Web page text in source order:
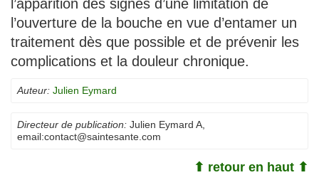
l’apparition des signes d’une limitation de
l’ouverture de la bouche en vue d’entamer un
traitement dès que possible et de prévenir les
complications et la douleur chronique.
Auteur: Julien Eymard
Directeur de publication: Julien Eymard A
email:contact@saintesante.com
⬆ retour en haut ⬆